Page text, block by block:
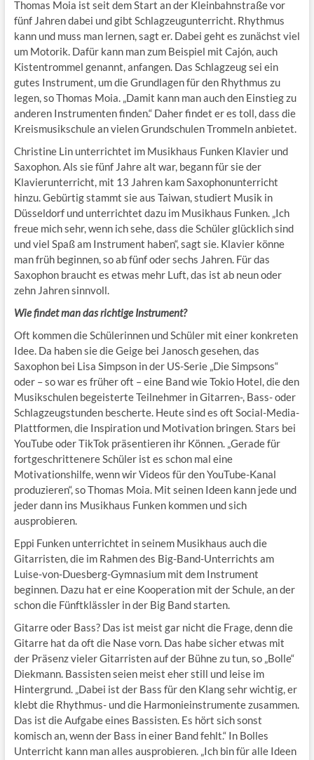
Thomas Moia ist seit dem Start an der Kleinbahnstraße vor
fünf Jahren dabei und gibt Schlagzeugunterricht. Rhythmus
kann und muss man lernen, sagt er. Dabei geht es zunächst viel
um Motorik. Dafür kann man zum Beispiel mit Cajón, auch
Kistentrommel genannt, anfangen. Das Schlagzeug sei ein
gutes Instrument, um die Grundlagen für den Rhythmus zu
legen, so Thomas Moia. „Damit kann man auch den Einstieg zu
anderen Instrumenten finden.“ Daher findet er es toll, dass die
Kreismusikschule an vielen Grundschulen Trommeln anbietet.
Christine Lin unterrichtet im Musikhaus Funken Klavier und
Saxophon. Als sie fünf Jahre alt war, begann für sie der
Klavierunterricht, mit 13 Jahren kam Saxophonunterricht
hinzu. Gebürtig stammt sie aus Taiwan, studiert Musik in
Düsseldorf und unterrichtet dazu im Musikhaus Funken. „Ich
freue mich sehr, wenn ich sehe, dass die Schüler glücklich sind
und viel Spaß am Instrument haben“, sagt sie. Klavier könne
man früh beginnen, so ab fünf oder sechs Jahren. Für das
Saxophon braucht es etwas mehr Luft, das ist ab neun oder
zehn Jahren sinnvoll.
Wie findet man das richtige Instrument?
Oft kommen die Schülerinnen und Schüler mit einer konkreten
Idee. Da haben sie die Geige bei Janosch gesehen, das
Saxophon bei Lisa Simpson in der US-Serie „Die Simpsons“
oder – so war es früher oft – eine Band wie Tokio Hotel, die den
Musikschulen begeisterte Teilnehmer in Gitarren-, Bass- oder
Schlagzeugstunden bescherte. Heute sind es oft Social-Media-
Plattformen, die Inspiration und Motivation bringen. Stars bei
YouTube oder TikTok präsentieren ihr Können. „Gerade für
fortgeschrittenere Schüler ist es schon mal eine
Motivationshilfe, wenn wir Videos für den YouTube-Kanal
produzieren“, so Thomas Moia. Mit seinen Ideen kann jede und
jeder dann ins Musikhaus Funken kommen und sich
ausprobieren.
Eppi Funken unterrichtet in seinem Musikhaus auch die
Gitarristen, die im Rahmen des Big-Band-Unterrichts am
Luise-von-Duesberg-Gymnasium mit dem Instrument
beginnen. Dazu hat er eine Kooperation mit der Schule, an der
schon die Fünftklässler in der Big Band starten.
Gitarre oder Bass? Das ist meist gar nicht die Frage, denn die
Gitarre hat da oft die Nase vorn. Das habe sicher etwas mit
der Präsenz vieler Gitarristen auf der Bühne zu tun, so „Bolle“
Diekmann. Bassisten seien meist eher still und leise im
Hintergrund. „Dabei ist der Bass für den Klang sehr wichtig, er
klebt die Rhythmus- und die Harmonieinstrumente zusammen.
Das ist die Aufgabe eines Bassisten. Es hört sich sonst
komisch an, wenn der Bass in einer Band fehlt.“ In Bolles
Unterricht kann man alles ausprobieren. „Ich bin für alle Ideen